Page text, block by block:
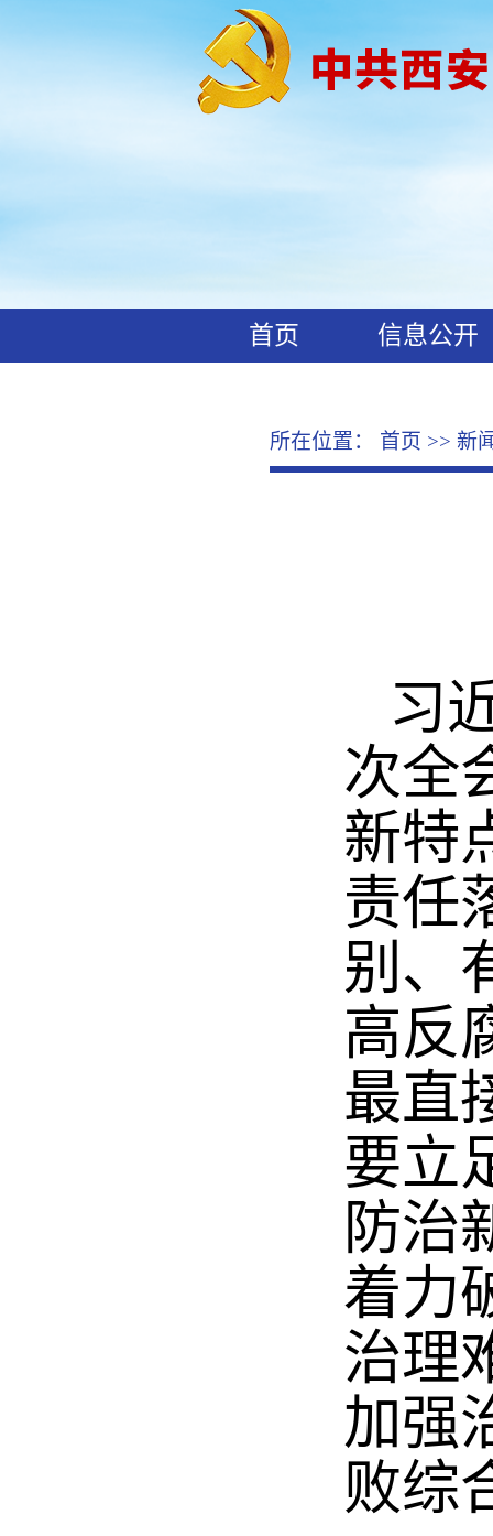
首页
信息公开
所在位置： 首页 >> 新
习
次全
新特
责任
别、
高反
最直
要立
防治
着力
治理
加强
败综